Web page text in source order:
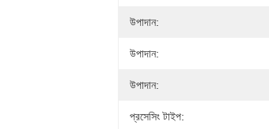
উপাদান:
উপাদান:
উপাদান:
প্রসেসিং টাইপ: